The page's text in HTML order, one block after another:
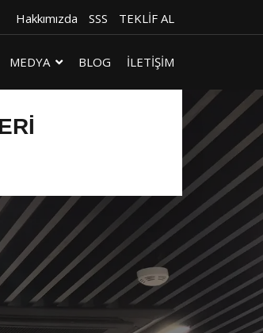
Hakkımızda SSS TEKLİF AL
MEDYA BLOG İLETİŞİM